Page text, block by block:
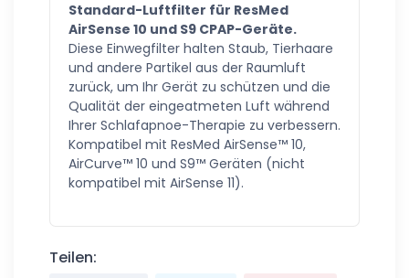
Standard-Luftfilter für ResMed
AirSense 10 und S9 CPAP-Geräte.
Diese Einwegfilter halten Staub, Tierhaare
und andere Partikel aus der Raumluft
zurück, um Ihr Gerät zu schützen und die
Qualität der eingeatmeten Luft während
Ihrer Schlafapnoe-Therapie zu verbessern.
Kompatibel mit ResMed AirSense™ 10,
AirCurve™ 10 und S9™ Geräten (nicht
kompatibel mit AirSense 11).
Teilen: